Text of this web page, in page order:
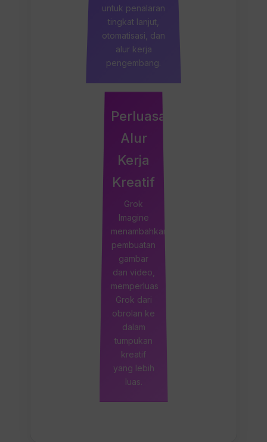
untuk penalaran
tingkat lanjut,
otomatisasi, dan
alur kerja
pengembang.
Perluasan
Alur
Kerja
Kreatif
Grok
Imagine
menambahkan
pembuatan
gambar
dan video,
memperluas
Grok dari
obrolan ke
dalam
tumpukan
kreatif
yang lebih
luas.